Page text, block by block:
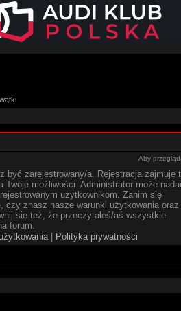
Aby
być zarejestrowany/a. Rejestracja zajmuje
Twoje możliwości. Administrator może
użytkownikom. Zanim się
czy znasz nasze warunki użytkowania oraz
się też, że przeczytałeś/aś wszystkie
forum.
| Polityka prywatności